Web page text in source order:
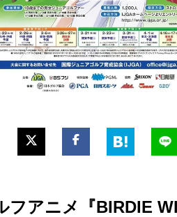
フアニメ『BIRDIE